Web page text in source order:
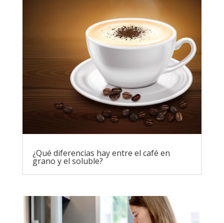
¿Qué diferencias hay entre el café en
grano y el soluble?